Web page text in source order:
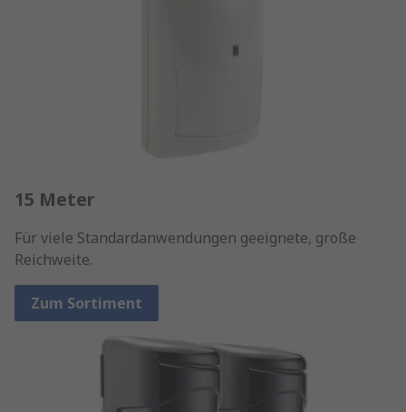
15 Meter
Für viele Standardanwendungen geeignete, große
Reichweite.
Zum Sortiment